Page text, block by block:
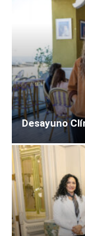
Desayuno